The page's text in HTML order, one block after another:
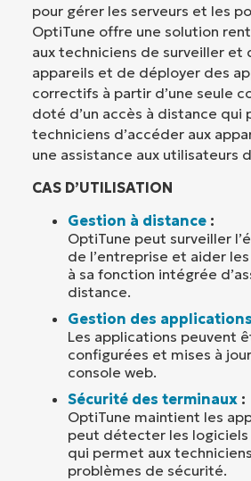
pour gérer les serveurs et les
OptiTune offre une solution
aux techniciens de surveiller et
appareils et de déployer des
correctifs à partir d’une seule
doté d’un accès à distance qui
techniciens d’accéder aux
une assistance aux utilisateurs
CAS D’UTILISATION
Gestion à distance :
OptiTune peut surveiller
de l’entreprise et aider
à sa fonction intégrée
distance.
Gestion des applications
Les applications peuvent
configurées et mises à
console web.
Sécurité des terminaux :
OptiTune maintient les
peut détecter les logiciels
qui permet aux
problèmes de sécurité.